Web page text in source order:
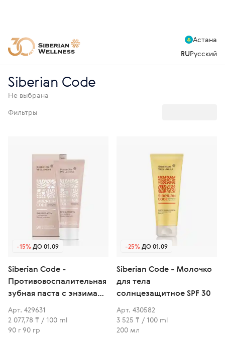
Астана
RUРусский
Siberian Code
Не выбрана
Фильтры
-15%ДО 01.09
Siberian Code -
Противовоспалительная
зубная паста с энзимами
для профилактики
заболеваний пародонта
Арт. 429631
2 077,78 ₸ / 100 ml
90 г 90 гр
-25%ДО 01.09
Siberian Code - Молочко
для тела
солнцезащитное SPF 30
Арт. 430582
3 525 ₸ / 100 ml
200 мл